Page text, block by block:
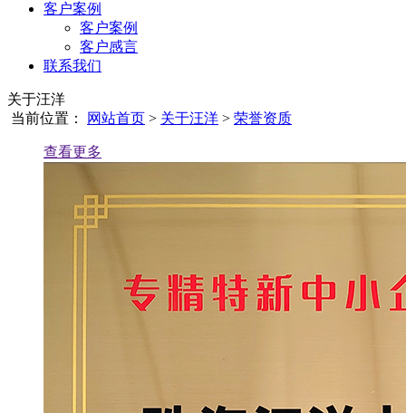
客户案例
客户案例
客户感言
联系我们
关于汪洋
当前位置：
网站首页 > 关于汪洋 > 荣誉资质
查看更多